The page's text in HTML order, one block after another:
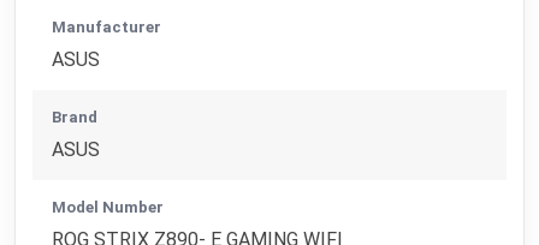
Manufacturer
ASUS
Brand
ASUS
Model Number
ROG STRIX Z890- E GAMING WIFI